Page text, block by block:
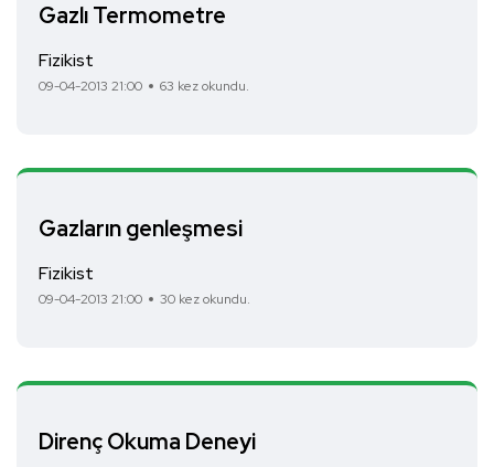
Gazlı Termometre
Fizikist
09-04-2013 21:00 63 kez okundu.
Gazların genleşmesi
Fizikist
09-04-2013 21:00 30 kez okundu.
Direnç Okuma Deneyi